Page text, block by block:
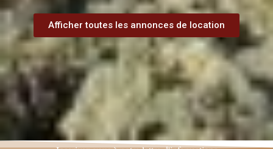
Afficher toutes les annonces de location